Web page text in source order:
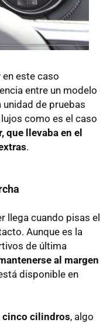
en este caso
entre un modelo
de pruebas
como es el caso
que llevaba en el
.
llega cuando pisas el
Aunque es la
de última
al margen
disponible en
cinco cilindros, algo